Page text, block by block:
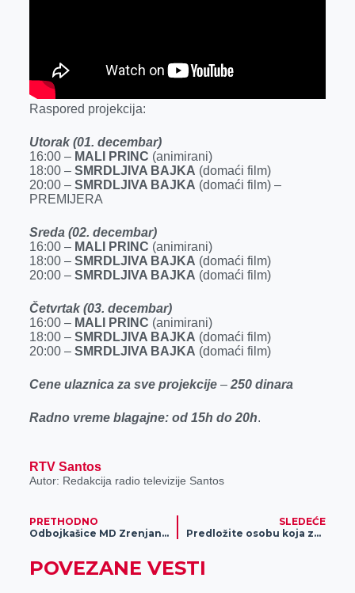
Raspored projekcija:
Utorak (01. decembar)
16:00 – MALI PRINC (animirani)
18:00 – SMRDLJIVA BAJKA (domaći film)
20:00 – SMRDLJIVA BAJKA (domaći film) –
PREMIJERA
Sreda (02. decembar)
16:00 – MALI PRINC (animirani)
18:00 – SMRDLJIVA BAJKA (domaći film)
20:00 – SMRDLJIVA BAJKA (domaći film)
Četvrtak (03. decembar)
16:00 – MALI PRINC (animirani)
18:00 – SMRDLJIVA BAJKA (domaći film)
20:00 – SMRDLJIVA BAJKA (domaći film)
Cene ulaznica za sve projekcije– 250 dinara
Radno vreme blagajne: od 15h do 20h.
RTV Santos
Autor: Redakcija radio televizije Santos
PRETHODNO
Odbojkašice MD Zrenjanina pobedile ekipu Železničara iz Lajkovca
SLEDEĆE
Predložite osobu koja zaslužuje „Nagradu grada Zrenjanina“
POVEZANE VESTI